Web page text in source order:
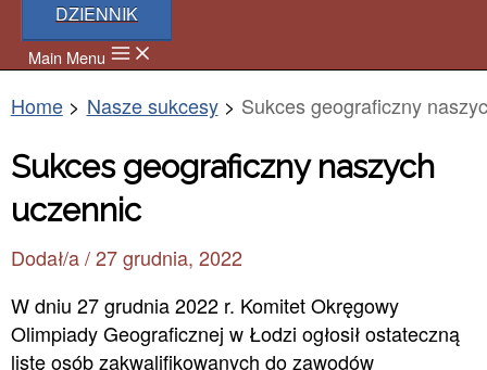
DZIENNIK
Main Menu
Home Nasze sukcesy Sukces geograficzny
Sukces geograficzny naszych
uczennic
Dodał/a /27 grudnia, 2022
W dniu 27 grudnia 2022 r. Komitet Okręgowy
Olimpiady Geograficznej w Łodzi ogłosił ostateczną
listę osób zakwalifikowanych do zawodów